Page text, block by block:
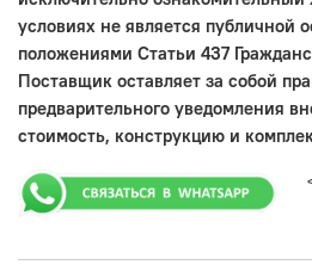
условиях не является публичной
положениями Статьи 437
Поставщик оставляет за собой
предварительного уведомления
стоимость, конструкцию и